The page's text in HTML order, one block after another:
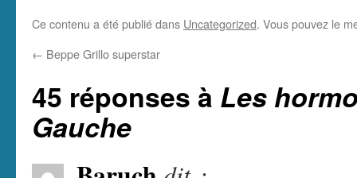
Ce contenu a été publié dans Uncategorized. Vous pouvez le
← Beppe Grillo superstar
45 réponses à Les
Gauche